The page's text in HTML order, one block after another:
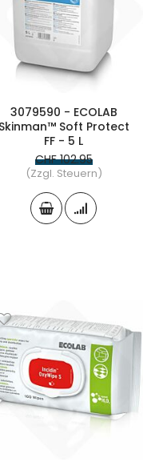
3079590 - ECOLAB
Skinman™ Soft Protect
FF - 5 L
CHF 102.95
(Zzgl. Steuern)